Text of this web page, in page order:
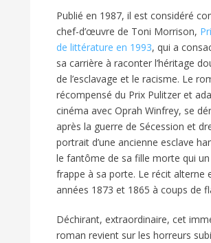
Publié en 1987, il est considéré
chef-d’œuvre de Toni Morrison,
de littérature en 1993, qui a
sa carrière à raconter l’héritage
de l’esclavage et le racisme. Le
récompensé du Prix Pulitzer et
cinéma avec Oprah Winfrey, se
après la guerre de Sécession et
portrait d’une ancienne esclave
le fantôme de sa fille morte qui
frappe à sa porte. Le récit alterne
années 1873 et 1865 à coups de
Déchirant, extraordinaire, cet
roman revient sur les horreurs